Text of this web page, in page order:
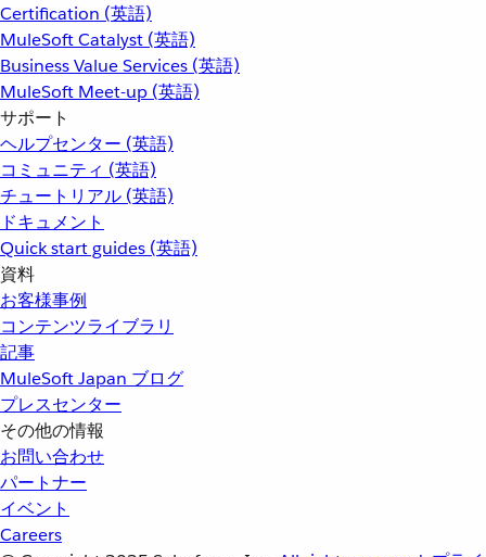
Certification (英語)
MuleSoft Catalyst (英語)
Business Value Services (英語)
MuleSoft Meet-up (英語)
サポート
ヘルプセンター (英語)
コミュニティ (英語)
チュートリアル (英語)
ドキュメント
Quick start guides (英語)
資料
お客様事例
コンテンツライブラリ
記事
MuleSoft Japan ブログ
プレスセンター
その他の情報
お問い合わせ
パートナー
イベント
Careers